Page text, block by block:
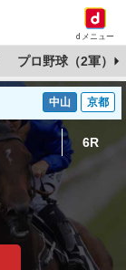
dメニュー
プロ野球（2軍）
中山 京都
6R